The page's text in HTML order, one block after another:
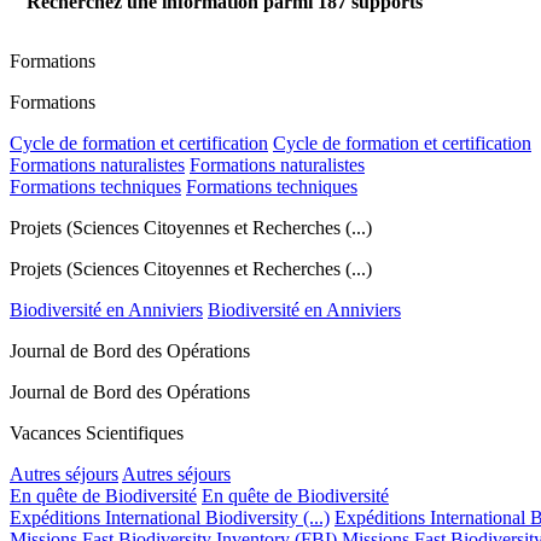
Formations
Formations
Cycle de formation et certification Cycle de formation et certification
Formations naturalistes Formations naturalistes
Formations techniques Formations techniques
Projets (Sciences Citoyennes et Recherches (...)
Projets (Sciences Citoyennes et Recherches (...)
Biodiversité en Anniviers Biodiversité en Anniviers
Journal de Bord des Opérations
Journal de Bord des Opérations
Vacances Scientifiques
Autres séjours Autres séjours
En quête de Biodiversité En quête de Biodiversité
Expéditions International Biodiversity (...) Expéditions International